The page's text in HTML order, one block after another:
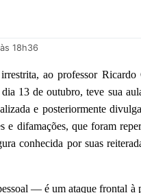
18h36
ao professor Ricardo
13 de outubro, teve sua
e posteriormente
e difamações, que foram
conhecida por suas
— é um ataque frontal